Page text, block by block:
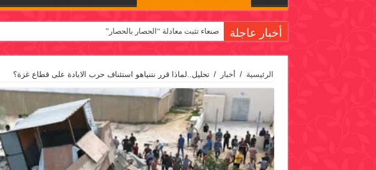
أخبار عاجلة صنعاء تثبت معادلة “الحصار بالحصار”
الرئيسية / أخبار / تحليل..لماذا قرر نتنياهو استئناف حرب الابادة على قطاع غزة؟